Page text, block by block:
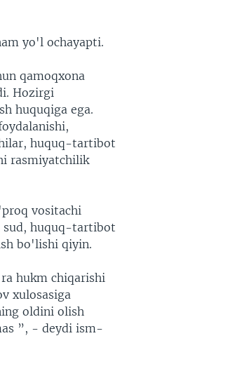
yo'l ochayapti.
qamoqxona
Hozirgi
huquqiga ega.
huquq-tartibot
rasmiyatchilik
vositachi
sud, huquq-tartibot
bo'lishi qiyin.
hukm chiqarishi
xulosasiga
oldini olish
”, - deydi ism-